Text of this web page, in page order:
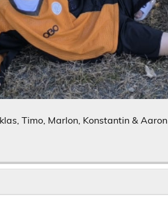
Timo, Marlon, Konstantin & Aaron